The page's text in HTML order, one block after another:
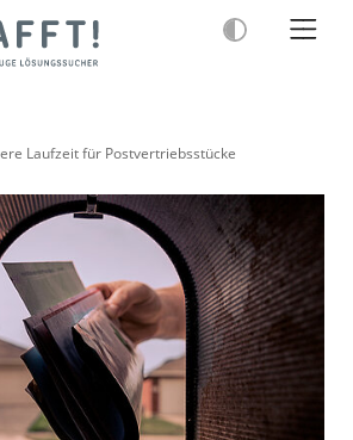
Laufzeit für Postvertriebsstücke